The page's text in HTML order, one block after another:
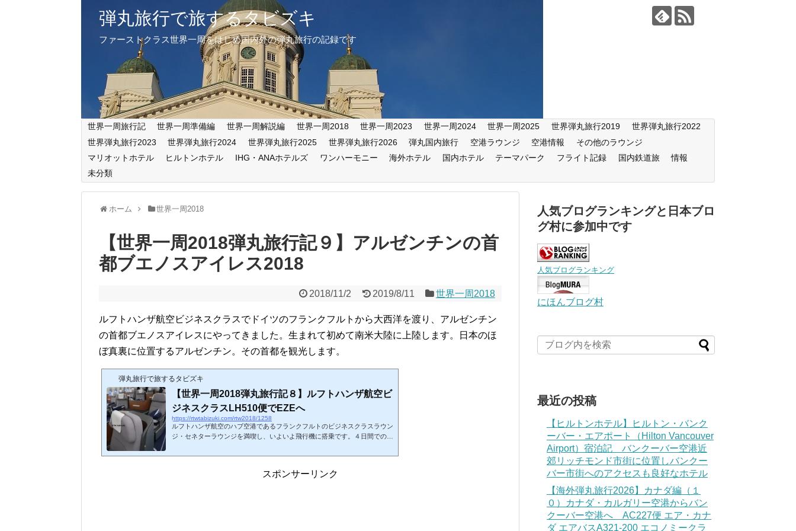
弾丸旅行で旅するタビズキ
ファーストクラス世界一周をはじめ国内外の弾丸旅行の記録です
世界一周旅行記 世界一周準備編 世界一周解説編 世界一周2018 世界一周2023 世界一周2024 世界一周2025 世界弾丸旅行2019
世界弾丸旅行2022
世界弾丸旅行2023
世界弾丸旅行2024 世界弾丸旅行2025 世界弾丸旅行2026 弾丸国内旅行 空港ラウンジ 空港情報
その他のラウンジ
マリオットホテル
ヒルトンホテル IHG・ANAホテルズ ワンハーモニー 海外ホテル 国内ホテル テーマパーク フライト記録 国内鉄道旅
情報
未分類
ホーム 世界一周2018
【世界一周2018弾丸旅行記９】アルゼンチンの首
都ブエノスアイレス2018
2018/11/2 2019/8/11 世界一周2018
ルフトハンザ航空ビジネスクラスでドイツのフランクフルトから大西洋を渡り、アルゼンチン
の首都ブエノスアイレスにやってきました。生まれて初めて南米大陸に上陸します。日本のほ
ぼ真裏に位置するアルゼンチン。その首都を観光します。
弾丸旅行で旅するタビズキ
【世界一周2018弾丸旅行記８】ルフトハンザ航空ビ
ジネスクラスLH510便でEZEへ
https://rtwtabizuki.com/rtw2018/1258
ルフトハンザ航空のハブ空港であるフランクフルトのビジネスクラスラウン
ジ・セネターラウンジを満喫し、いよいよ飛行機に搭乗です。４日間での世
間のフライトに搭乗します。次の便は大西洋を渡り、目的地はEZE。ネット
ほとんどいないと思います。スポンサーリンク (adsbygoogle = window.adsb
スポンサーリンク
人気ブログランキングと日本ブロ
グ村に参加中です
人気ブログランキング
にほんブログ村
最近の投稿
【ヒルトンホテル】ヒルトン・バンク
ーバー・エアポート（Hilton Vancouver
Airport）宿泊記 バンクーバー空港近
郊リッチモンド市街に位置しバンクー
バー市街へのアクセスも良好なホテル
【海外弾丸旅行2026】カナダ編（１
０）カナダ・カルガリー空港からバン
クーバー空港へ AC227便 エア・カナ
ダ エアバスA321-200 エコノミークラ